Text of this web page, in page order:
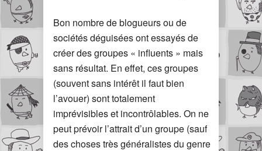
Bon nombre de blogueurs ou de
sociétés déguisées ont essayés de
créer des groupes « influents » mais
sans résultat. En effet, ces groupes
(souvent sans intérêt il faut bien
l’avouer) sont totalement
imprévisibles et incontrôlables. On ne
peut prévoir l’attrait d’un groupe (sauf
des choses très généralistes du genre